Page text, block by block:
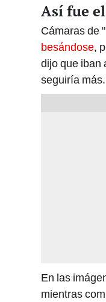
Así fue
Cámaras de
besándose,
dijo que iban
seguiría más.
En las
mientras